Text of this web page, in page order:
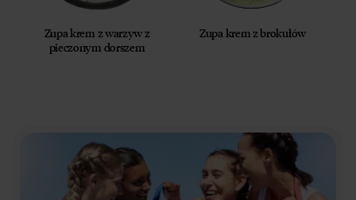
Zupa krem z warzyw z
pieczonym dorszem
Zupa krem z brokułów